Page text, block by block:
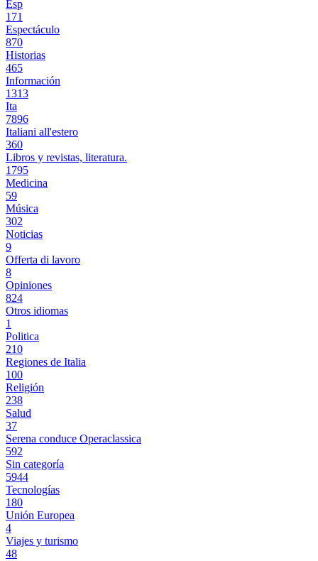
Esp
171
Espectáculo
870
Historias
465
Información
1313
Ita
7896
Italiani all'estero
360
Libros y revistas, literatura.
1795
Medicina
59
Música
302
Noticias
9
Offerta di lavoro
8
Opiniones
824
Otros idiomas
1
Politica
210
Regiones de Italia
100
Religión
238
Salud
37
Serena conduce Operaclassica
592
Sin categoría
5944
Tecnologías
180
Unión Europea
4
Viajes y turismo
48